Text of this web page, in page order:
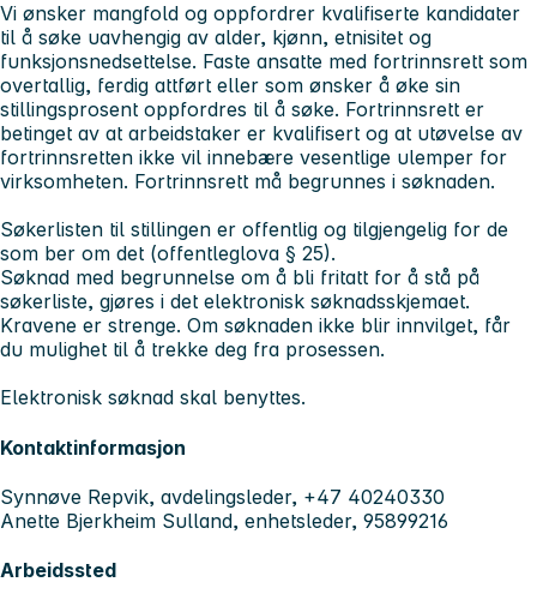
Vi ønsker mangfold og oppfordrer kvalifiserte kandidater
til å søke uavhengig av alder, kjønn, etnisitet og
funksjonsnedsettelse. Faste ansatte med fortrinnsrett som
overtallig, ferdig attført eller som ønsker å øke sin
stillingsprosent oppfordres til å søke. Fortrinnsrett er
betinget av at arbeidstaker er kvalifisert og at utøvelse av
fortrinnsretten ikke vil innebære vesentlige ulemper for
virksomheten. Fortrinnsrett må begrunnes i søknaden.
Søkerlisten til stillingen er offentlig og tilgjengelig for de
som ber om det (offentleglova § 25).
Søknad med begrunnelse om å bli fritatt for å stå på
søkerliste, gjøres i det elektronisk søknadsskjemaet.
Kravene er strenge. Om søknaden ikke blir innvilget, får
du mulighet til å trekke deg fra prosessen.
Elektronisk søknad skal benyttes.
Kontaktinformasjon
Synnøve Repvik, avdelingsleder, +47 40240330
Anette Bjerkheim Sulland, enhetsleder, 95899216
Arbeidssted